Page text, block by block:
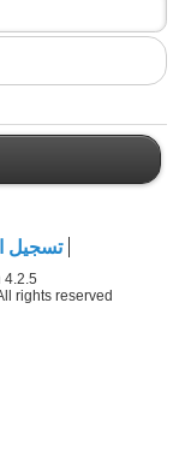
تسجيل
rights reserved.